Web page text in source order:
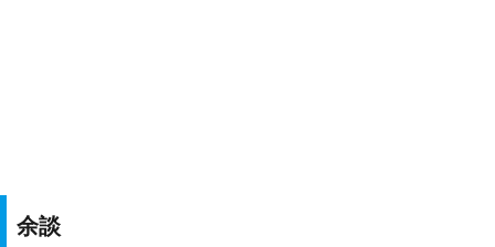
余談